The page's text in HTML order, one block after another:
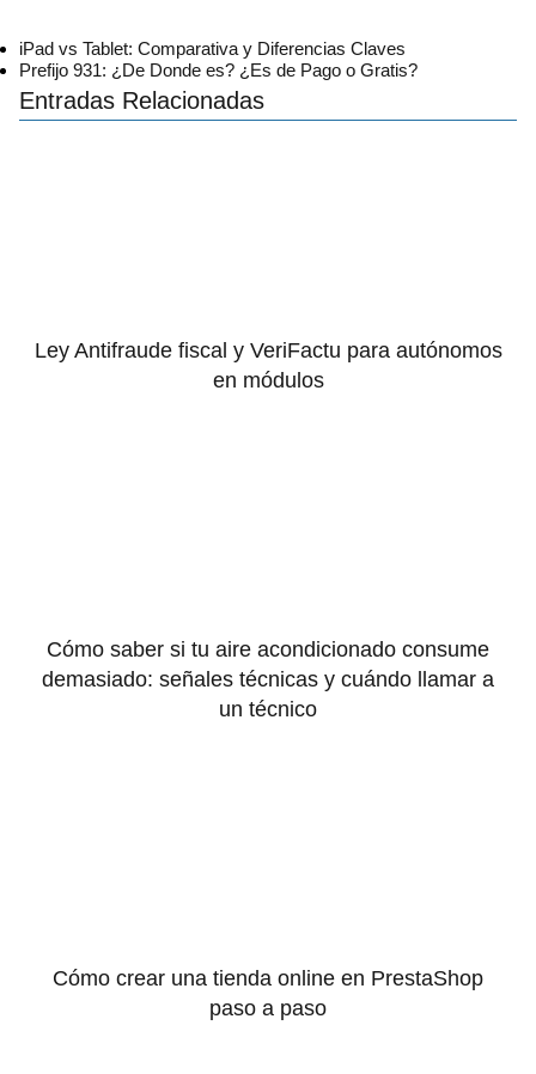
iPad vs Tablet: Comparativa y Diferencias Claves
Prefijo 931: ¿De Donde es? ¿Es de Pago o Gratis?
Entradas Relacionadas
Ley Antifraude fiscal y VeriFactu para autónomos
en módulos
Cómo saber si tu aire acondicionado consume
demasiado: señales técnicas y cuándo llamar a
un técnico
Cómo crear una tienda online en PrestaShop
paso a paso